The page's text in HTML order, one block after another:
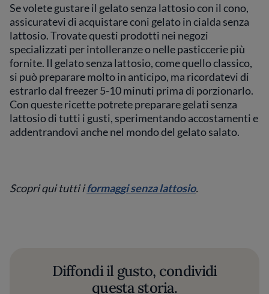
Se volete gustare il gelato senza lattosio con il cono,
assicuratevi di acquistare coni gelato in cialda senza
lattosio. Trovate questi prodotti nei negozi
specializzati per intolleranze o nelle pasticcerie più
fornite. Il gelato senza lattosio, come quello classico,
si può preparare molto in anticipo, ma ricordatevi di
estrarlo dal freezer 5-10 minuti prima di porzionarlo.
Con queste ricette potrete preparare gelati senza
lattosio di tutti i gusti, sperimentando accostamenti e
addentrandovi anche nel mondo del gelato salato.
Scopri qui tutti iformaggi senza lattosio.
Diffondi il gusto, condividi
questa storia.